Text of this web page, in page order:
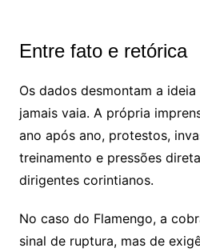
Entre fato e retórica
Os dados desmontam a
jamais vaia. A própria
ano após ano, protestos,
treinamento e pressões
dirigentes corintianos.
No caso do Flamengo, a
sinal de ruptura, mas de